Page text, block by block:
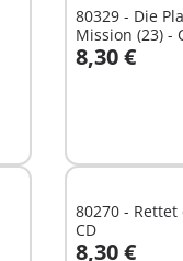
80329 - Die
Mission (23) -
8,30 €
In den
80270 - Rettet
CD
8,30 €